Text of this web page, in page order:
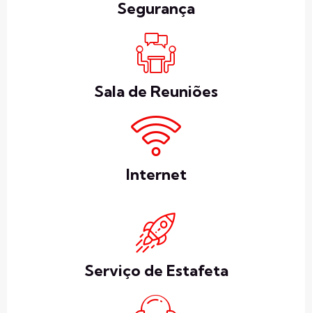
Segurança
Sala de Reuniões
Internet
Serviço de Estafeta